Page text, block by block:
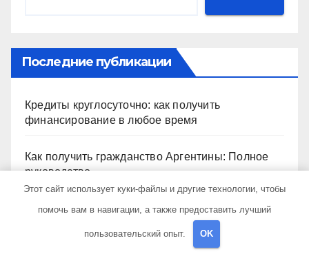
Последние публикации
Кредиты круглосуточно: как получить
финансирование в любое время
Как получить гражданство Аргентины: Полное
руководство
Запись на визу в Посольство США: Пошаговое
Этот сайт использует куки-файлы и другие технологии, чтобы
помочь вам в навигации, а также предоставить лучший
пользовательский опыт. OK